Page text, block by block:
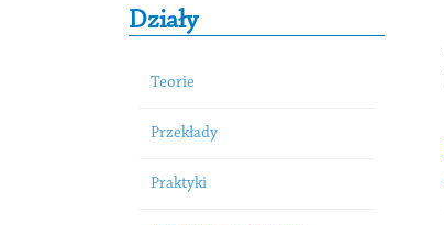
Primary Sidebar
Działy
Teorie
Przekłady
Praktyki